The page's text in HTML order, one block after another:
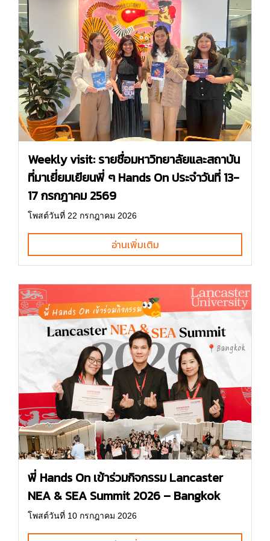
Weekly visit: รายชื่อมหาวิทยาลัยและสถาบัน
ที่มาเยี่ยมเยียนพี่ ๆ Hands On ประจำวันที่ 13-
17 กรกฎาคม 2569
โพสต์วันที่ 22 กรกฎาคม 2026
อ่านเพิ่มเติม
พี่ Hands On เข้าร่วมกิจกรรม Lancaster
NEA & SEA Summit 2026 – Bangkok
โพสต์วันที่ 10 กรกฎาคม 2026